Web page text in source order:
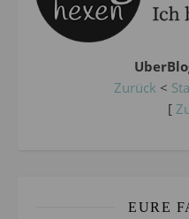
Zurück <
[
EURE